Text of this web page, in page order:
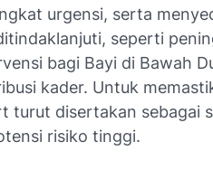
urgensi, serta
seperti
bagi Bayi di Bawah
kader. Untuk
turut disertakan sebagai
risiko tinggi.